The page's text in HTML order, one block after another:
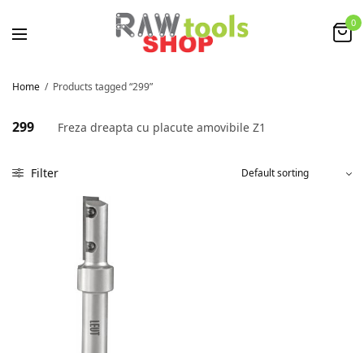
0
Home / Products tagged “299”
299 Freza dreapta cu placute amovibile Z1
Filter